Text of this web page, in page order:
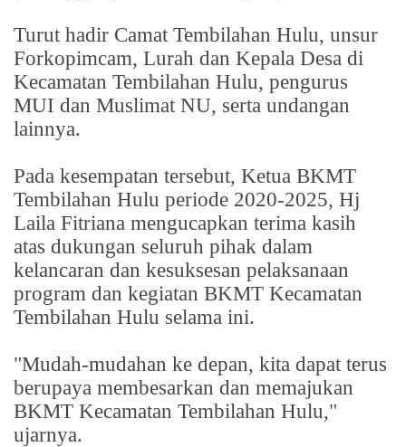
Turut hadir Camat Tembilahan Hulu, unsur
Forkopimcam, Lurah dan Kepala Desa di
Kecamatan Tembilahan Hulu, pengurus
MUI dan Muslimat NU, serta undangan
lainnya.
Pada kesempatan tersebut, Ketua BKMT
Tembilahan Hulu periode 2020-2025, Hj
Laila Fitriana mengucapkan terima kasih
atas dukungan seluruh pihak dalam
kelancaran dan kesuksesan pelaksanaan
program dan kegiatan BKMT Kecamatan
Tembilahan Hulu selama ini.
"Mudah-mudahan ke depan, kita dapat terus
berupaya membesarkan dan memajukan
BKMT Kecamatan Tembilahan Hulu,"
ujarnya.